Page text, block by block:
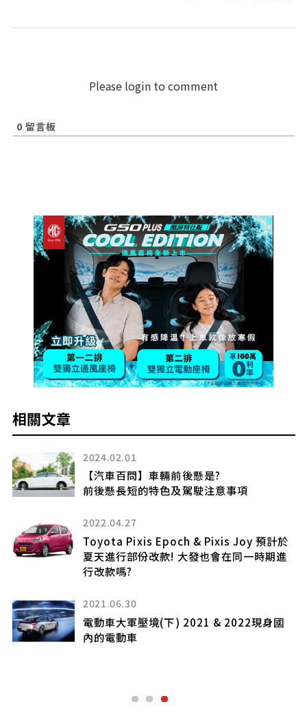
Please login to comment
0 留言板
相關文章
2024.02.01
【汽車百問】車輛前後懸是?
前後懸長短的特色及駕駛注意事項
2022.04.27
Toyota Pixis Epoch & Pixis Joy 預計於
夏天進行部份改款! 大發也會在同一時期進
行改款嗎?
2021.06.30
電動車大軍壓境(下) 2021 & 2022現身國
內的電動車